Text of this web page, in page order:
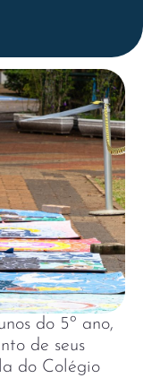
do 5º ano,
de seus
do Colégio